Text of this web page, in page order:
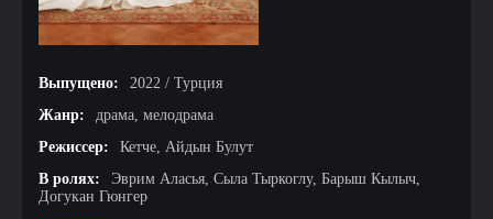
Выпущено:
2022 / Турция
Жанр:
драма, мелодрама
Режиссер:
Кетче, Айдын Булут
В ролях:
Эврим Аласья, Сыла Тыркоглу, Барыш Кылыч,
Догукан Гюнгер